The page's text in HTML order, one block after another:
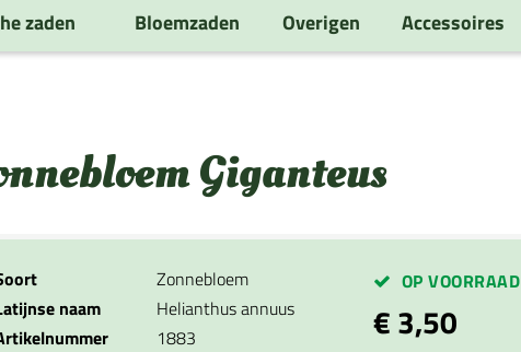
zaden Bloemzaden Overigen Accessoires
Giganteus
Zonnebloem
naam
Helianthus annuus
1883
OP VOORRAAD
€ 3,50